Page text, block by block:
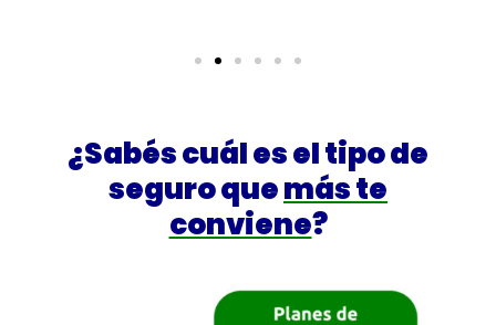
¿Sabés cuál es el tipo de
seguro quemás te
conviene?